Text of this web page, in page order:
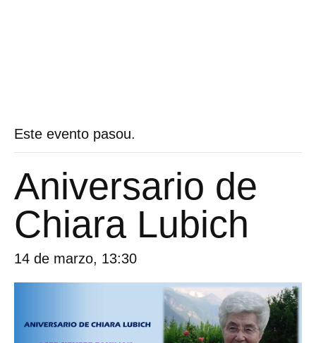
Este evento pasou.
Aniversario de
Chiara Lubich
14 de marzo, 13:30